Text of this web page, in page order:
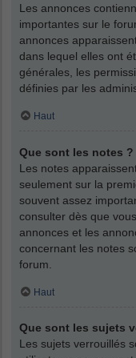
Les annonces
importantes sur le
annonces
dans lequel elles ont
générales, les
définies par les
Haut
Que sont les notes ?
Les notes
seulement sur la
souvent assez
consulter dès que
annonces et les
concernant les notes
forum.
Haut
Que sont les sujets
Les sujets verrouillés